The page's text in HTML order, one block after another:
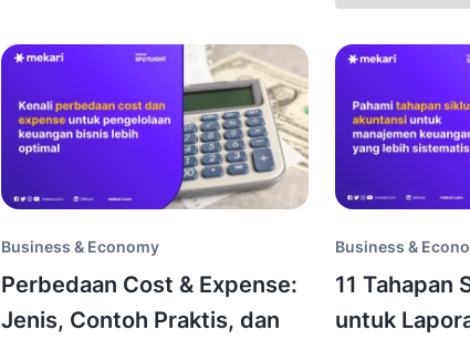
Business & Economy
Perbedaan Cost & Expense:
Jenis, Contoh Praktis, dan
Business &
11 Tahapan
untuk